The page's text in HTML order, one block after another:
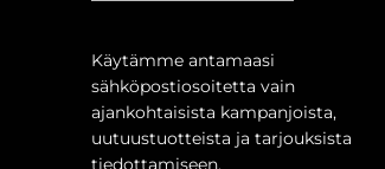
Käytämme antamaasi
sähköpostiosoitetta vain
ajankohtaisista kampanjoista,
uutuustuotteista ja tarjouksista
tiedottamiseen.